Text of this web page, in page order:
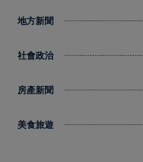
地方新聞
社會政治
房產新聞
美食旅遊